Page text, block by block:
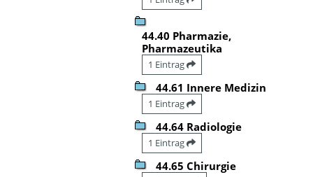
44.40 Pharmazie,
Pharmazeutika
1 Eintrag
44.61 Innere Medizin
1 Eintrag
44.64 Radiologie
1 Eintrag
44.65 Chirurgie